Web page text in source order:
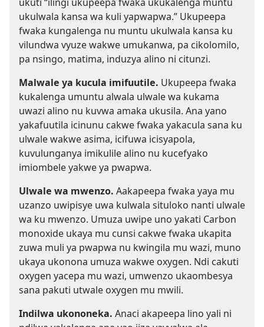
ukuti “ilingi ukupeepa fwaka ukukalenga muntu
ukulwala kansa wa kuli yapwapwa.” Ukupeepa
fwaka kungalenga nu muntu ukulwala kansa ku
vilundwa vyuze wakwe umukanwa, pa cikolomilo,
pa nsingo, matima, induzya alino ni citunzi.
Malwale ya kucula imifuutile. Ukupeepa fwaka
kukalenga umuntu alwala ulwale wa kukama
uwazi alino nu kuvwa amaka ukusila. Ana yano
yakafuutila icinunu cakwe fwaka yakacula sana ku
ulwale wakwe asima, icifuwa icisyapola,
kuvulunganya imikulile alino nu kucefyako
imiombele yakwe ya pwapwa.
Ulwale wa mwenzo. Aakapeepa fwaka yaya mu
uzanzo uwipisye uwa kulwala situloko nanti ulwale
wa ku mwenzo. Umuza uwipe uno yakati Carbon
monoxide ukaya mu cunsi cakwe fwaka ukapita
zuwa muli ya pwapwa nu kwingila mu wazi, muno
ukaya ukonona umuza wakwe oxygen. Ndi cakuti
oxygen yacepa mu wazi, umwenzo ukaombesya
sana pakuti utwale oxygen mu mwili.
Indilwa ukononeka. Anaci akapeepa lino yali ni